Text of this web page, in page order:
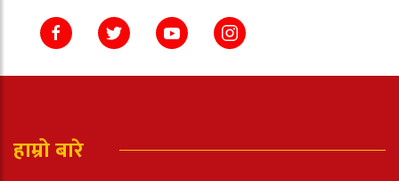
हाम्रो बारे